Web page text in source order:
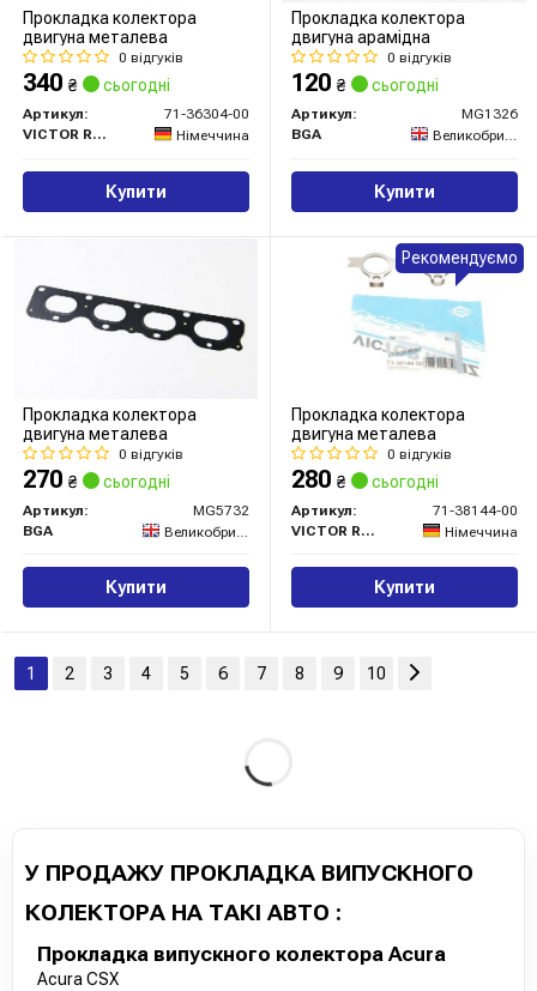
Прокладка колектора
двигуна металева
0 відгуків
340 ₴ сьогодні
Артикул:
71-36304-00
VICTOR REINZ
Німеччина
Купити
Прокладка колектора
двигуна арамідна
0 відгуків
120 ₴ сьогодні
Артикул:
MG1326
BGA
Великобританія
Купити
Прокладка колектора
двигуна металева
0 відгуків
270 ₴ сьогодні
Артикул:
MG5732
BGA
Великобританія
Купити
Прокладка колектора
двигуна металева
0 відгуків
280 ₴ сьогодні
Артикул:
71-38144-00
VICTOR REINZ
Німеччина
Купити
Рекомендуємо
1 2 3 4 5 6 7 8 9 10
У ПРОДАЖУ ПРОКЛАДКА ВИПУСКНОГО
КОЛЕКТОРА НА ТАКІ АВТО :
Прокладка випускного колектора Acura
Acura CSX